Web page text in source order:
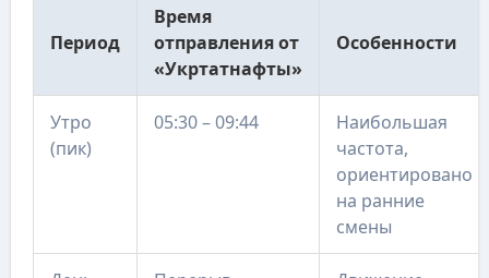
Период
Время
отправления от
«Укртатнафты»
Особенности
Утро
(пик)
05:30 – 09:44
Наибольшая
частота,
ориентировано
на ранние
смены